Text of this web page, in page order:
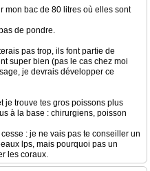
mon bac de 80 litres où elles sont
de pondre.
pas trop, ils font partie de
super bien (pas le cas chez moi
je devrais développer ce
je trouve tes gros poissons plus
à la base : chirurgiens, poisson
: je ne vais pas te conseiller un
lps, mais pourquoi pas un
les coraux.